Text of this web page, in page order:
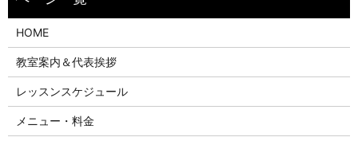
HOME
教室案内＆代表挨拶
レッスンスケジュール
メニュー・料金